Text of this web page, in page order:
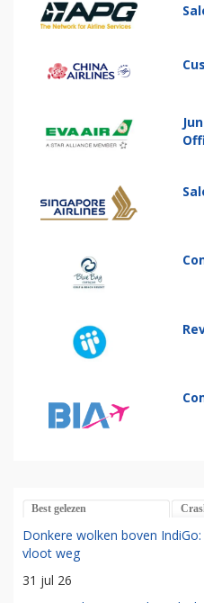
Best gelezen
Donkere wolken boven
vloot weg
31 jul 26